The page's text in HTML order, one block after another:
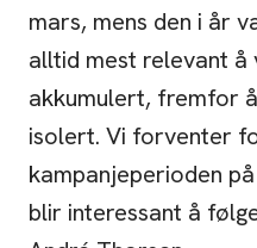
mars, mens den i år
alltid mest relevant å
akkumulert, fremfor
isolert. Vi forventer
kampanjeperioden
blir interessant å